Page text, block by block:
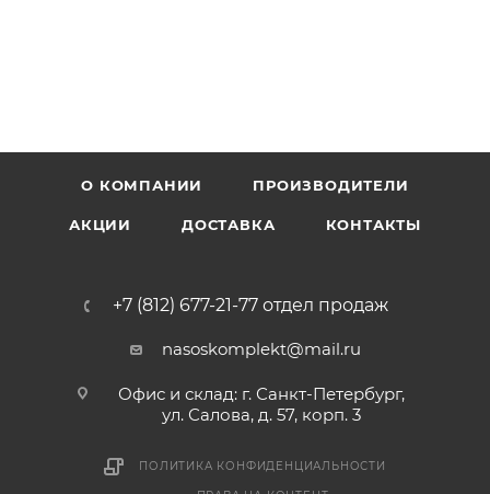
О КОМПАНИИ ПРОИЗВОДИТЕЛИ
АКЦИИ ДОСТАВКА КОНТАКТЫ
+7 (812) 677-21-77 отдел продаж
nasoskomplekt@mail.ru
Офис и склад: г. Санкт-Петербург,
ул. Салова, д. 57, корп. 3
ПОЛИТИКА КОНФИДЕНЦИАЛЬНОСТИ